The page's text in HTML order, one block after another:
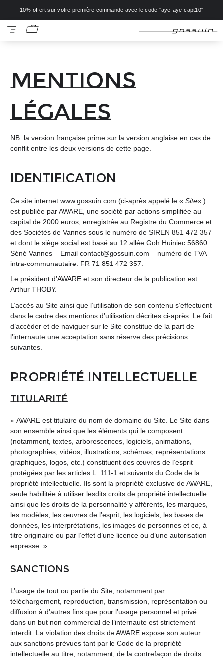
10% offert sur votre première commande avec le code "aye-aye-capt10"
Aller
AllerMenu Voir
GOSSUIN
Accueil
/
Mentions
légales
Mentions
légales
NB: la version française prime sur la version anglaise en cas de
conflit entre les deux versions de cette page.
Identification
Ce site internet www.gossuin.com (ci-après appelé le « Site« )
est publiée par AWARE, une société par actions simplifiée au
capital de 2000 euros, enregistrée au Registre du Commerce et
des Sociétés de Vannes sous le numéro de SIREN 851 472 357
et dont le siège social est basé au 12 allée Goh Huiniec 56860
Séné Vannes – Email contact@gossuin.com – numéro de TVA
intra-communautaire: FR 71 851 472 357.
Le président d’AWARE et son directeur de la publication est
Arthur THOBY.
L’accès au Site ainsi que l’utilisation de son contenu s’effectuent
dans le cadre des mentions d’utilisation décrites ci-après. Le fait
d’accéder et de naviguer sur le Site constitue de la part de
l’internaute une acceptation sans réserve des précisions
suivantes.
Propriété intellectuelle
Titularité
« AWARE est titulaire du nom de domaine du Site. Le Site dans
son ensemble ainsi que les éléments qui le composent
(notamment, textes, arborescences, logiciels, animations,
photographies, vidéos, illustrations, schémas, représentations
graphiques, logos, etc.) constituent des œuvres de l’esprit
protégées par les articles L. 111-1 et suivants du Code de la
propriété intellectuelle. Ils sont la propriété exclusive de AWARE,
seule habilitée à utiliser lesdits droits de propriété intellectuelle
ainsi que les droits de la personnalité y afférents, les marques,
les modèles, les œuvres de l’esprit, les logiciels, les bases de
données, les interprétations, les images de personnes et ce, à
titre originaire ou par l’effet d’une licence ou d’une autorisation
expresse. »
Sanctions
L’usage de tout ou partie du Site, notamment par
téléchargement, reproduction, transmission, représentation ou
diffusion à d’autres fins que pour l’usage personnel et privé
dans un but non commercial de l’internaute est strictement
interdit. La violation des droits de AWARE expose son auteur
aux sanctions prévues tant par le Code de la propriété
intellectuelle au titre, notamment, de la contrefaçon de droits